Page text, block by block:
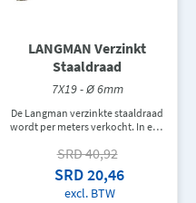
LANGMAN Verzinkt
Staaldraad
7X19 - Ø 6mm
De Langman verzinkte staaldraad
wordt per meters verkocht. In een
aangegeven prijs is de prijs per
meter.
SRD 40,92
SRD 20,46
excl. BTW